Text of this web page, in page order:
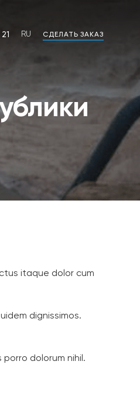
RU СДЕЛАТЬ ЗАКАЗ
itaque dolor cum
dignissimos.
dolorum nihil.